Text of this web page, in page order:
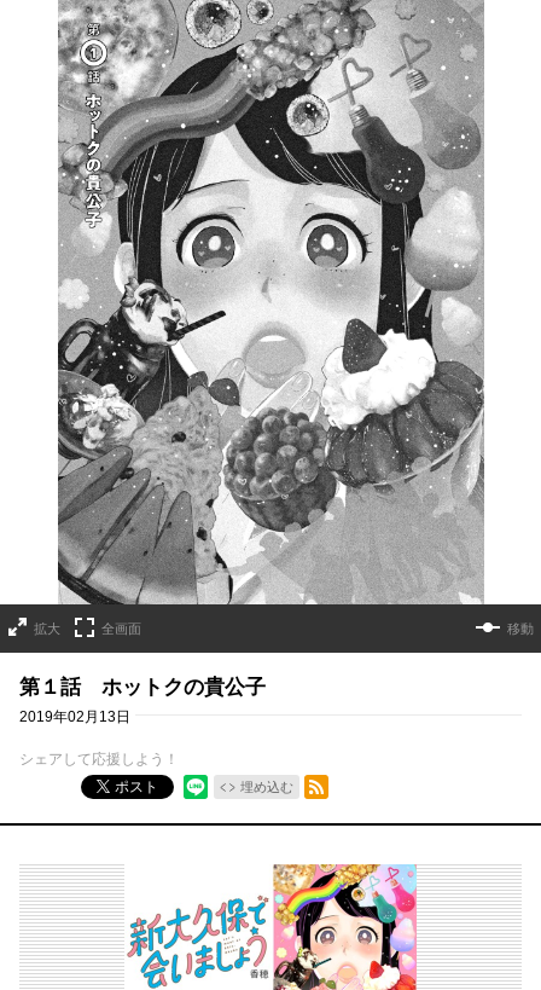
拡大 全画面 移動
第１話 ホットクの貴公子
2019年02月13日
シェアして応援しよう！
ポスト
埋め込む
RSSフィード